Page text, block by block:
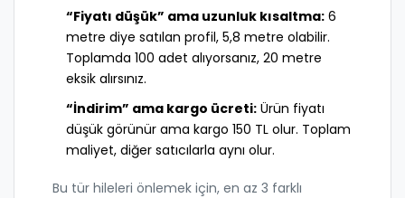
“Fiyatı düşük” ama uzunluk kısaltma: 6
metre diye satılan profil, 5,8 metre olabilir.
Toplamda 100 adet alıyorsanız, 20 metre
eksik alırsınız.
“İndirim” ama kargo ücreti: Ürün fiyatı
düşük görünür ama kargo 150 TL olur. Toplam
maliyet, diğer satıcılarla aynı olur.
Bu tür hileleri önlemek için, en az 3 farklı